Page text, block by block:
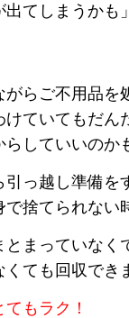
出てしまうかも
がらご不用品
けていてもだ
していいのか
っ越し準備を
捨てられない
まっていな
ても回収でき
もラク！